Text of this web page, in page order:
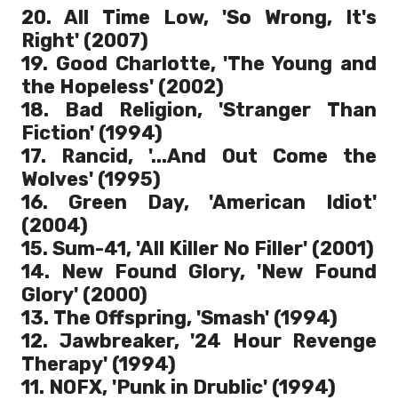
20. All Time Low, 'So Wrong, It's
Right' (2007)
19. Good Charlotte, 'The Young and
the Hopeless' (2002)
18. Bad Religion, 'Stranger Than
Fiction' (1994)
17. Rancid, '...And Out Come the
Wolves' (1995)
16. Green Day, 'American Idiot'
(2004)
15. Sum-41, 'All Killer No Filler' (2001)
14. New Found Glory, 'New Found
Glory' (2000)
13. The Offspring, 'Smash' (1994)
12. Jawbreaker, '24 Hour Revenge
Therapy' (1994)
11. NOFX, 'Punk in Drublic' (1994)